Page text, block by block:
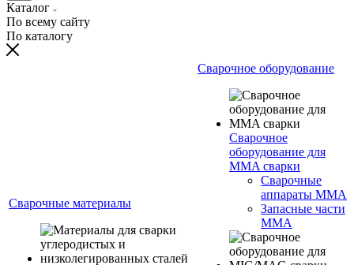
Каталог
По всему сайту
По каталогу
Сварочные материалы
Сварочное оборудование
Сварочное
оборудование для
MMA сварки
Сварочные
аппараты MMA
Запасные части
MMA